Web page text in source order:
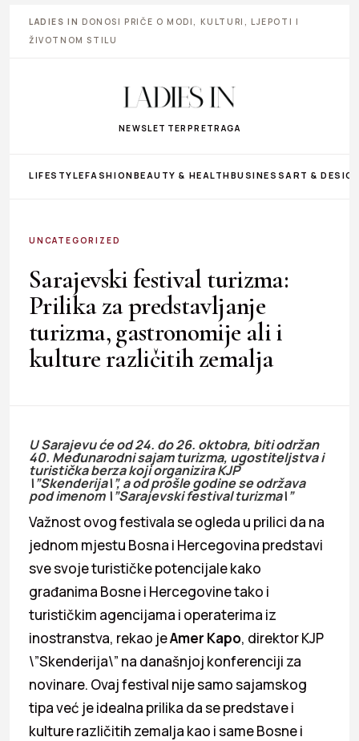
LADIES IN DONOSI PRIČE O MODI, KULTURI, LJEPOTI I
ŽIVOTNOM STILU
NEWSLETTER PRETRAGA
LIFESTYLEFASHIONBEAUTY & HEALTHBUSINESS ART &
UNCATEGORIZED
Sarajevski festival turizma:
Prilika za predstavljanje
turizma, gastronomije ali i
kulture različitih zemalja
U Sarajevu će od 24. do 26. oktobra, biti održan
40. Međunarodni sajam turizma, ugostiteljstva i
turistička berza koji organizira KJP
\”Skenderija\”, a od prošle godine se održava
pod imenom \”Sarajevski festival turizma\”
Važnost ovog festivala se ogleda u prilici da na
jednom mjestu Bosna i Hercegovina predstavi
sve svoje turističke potencijale kako
građanima Bosne i Hercegovine tako i
turističkim agencijama i operaterima iz
inostranstva, rekao jeAmer Kapo, direktor KJP
\”Skenderija\” na današnjoj konferenciji za
novinare. Ovaj festival nije samo sajamskog
tipa već je idealna prilika da se predstave i
kulture različitih zemalja kao i same Bosne i